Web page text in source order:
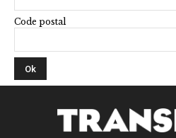
Code postal